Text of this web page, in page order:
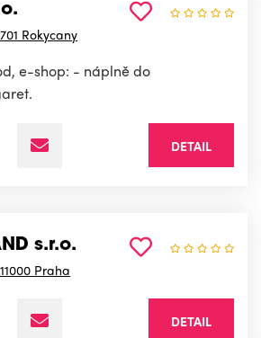
Rokycany
e-shop: - náplně do
DETAIL
s.r.o.
Praha
DETAIL